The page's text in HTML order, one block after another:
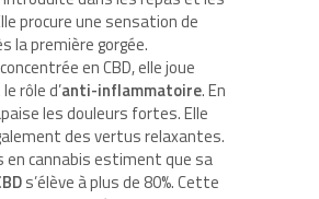
procure une sensation de
la première gorgée.
en CBD, elle joue
rôle d’anti-inflammatoire. En
les douleurs fortes. Elle
des vertus relaxantes.
en cannabis estiment que sa
s’élève à plus de 80%. Cette